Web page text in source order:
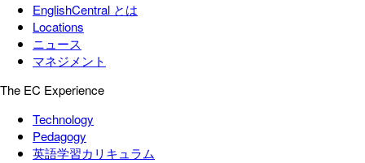
EnglishCentral とは
Locations
ニュース
マネジメント
The EC Experience
Technology
Pedagogy
英語学習カリキュラム